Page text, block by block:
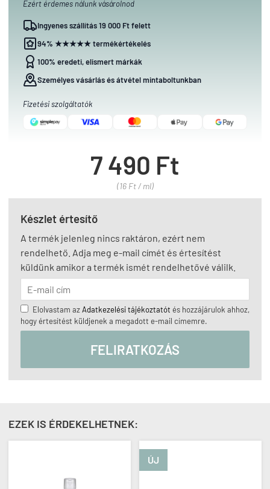
Ezért érdemes nálunk vásárolnod
Ingyenes szállítás 19 000 Ft felett
94% ★★★★★ termékértékelés
100% eredeti, elismert márkák
Személyes vásárlás és átvétel mintaboltunkban
Fizetési szolgáltatók
7 490 Ft
(16 Ft / ml)
Készlet értesítő
A termék jelenleg nincs raktáron, ezért nem
rendelhető. Adja meg e-mail címét és értesítést
küldünk amikor a termék ismét rendelhetővé válilk.
Elolvastam azAdatkezelési tájékoztatót és hozzájárulok ahhoz,
hogy értesítést küldjenek a megadott e-mail címemre.
FELIRATKOZÁS
EZEK IS ÉRDEKELHETNEK:
ÚJ